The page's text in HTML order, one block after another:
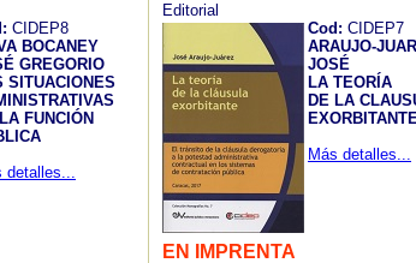
CIDEP8
BOCANEY
GREGORIO
SITUACIONES
FUNCIÓN
detalles...
Editorial
Cod: CIDEP7
ARAUJO-
JOSÉ
LA TEORÍA
DE LA
Más detalles...
EN IMPRENTA